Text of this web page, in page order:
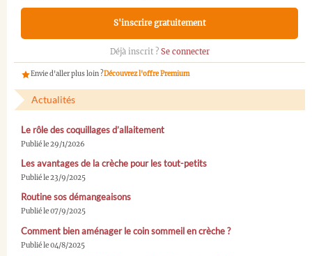
S'inscrire gratuitement
Déjà inscrit ? Se connecter
Envie d'aller plus loin ?Découvrez l'offre Premium
Actualités
Le rôle des coquillages d’allaitement
Publié le 29/1/2026
Les avantages de la crèche pour les tout-petits
Publié le 23/9/2025
Routine sos démangeaisons
Publié le 07/9/2025
Comment bien aménager le coin sommeil en crèche ?
Publié le 04/8/2025